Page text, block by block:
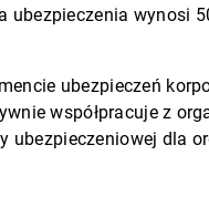
wynosi
ubezpieczeń
współpracuje z
dla